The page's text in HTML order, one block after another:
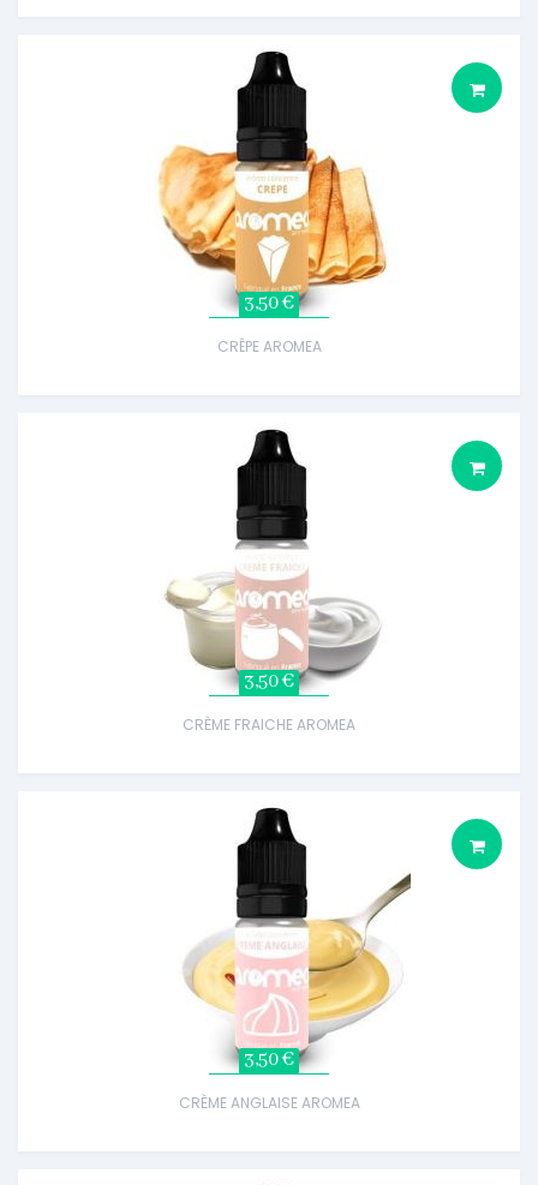
3,50 €
CRÊPE AROMEA
3,50 €
CRÈME FRAICHE AROMEA
3,50 €
CRÈME ANGLAISE AROMEA